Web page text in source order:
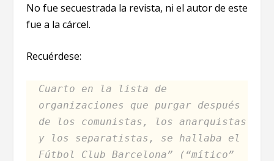
No fue secuestrada la revista, ni el autor de este
fue a la cárcel.
Recuérdese:
Cuarto en la lista de
organizaciones que purgar después
de los comunistas, los anarquistas
y los separatistas, se hallaba el
Fútbol Club Barcelona” (“mítico”